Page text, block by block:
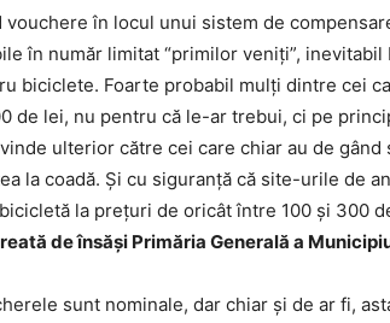
vouchere în locul unui sistem de
în număr limitat “primilor veniți”, inevitabil
biciclete. Foarte probabil mulți dintre cei
de lei, nu pentru că le-ar trebui, ci pe
ulterior către cei care chiar au de
la coadă. Și cu siguranță că site-urile de
la prețuri de oricât între 100 și 300
de însăși Primăria Generală a
sunt nominale, dar chiar și de ar fi,